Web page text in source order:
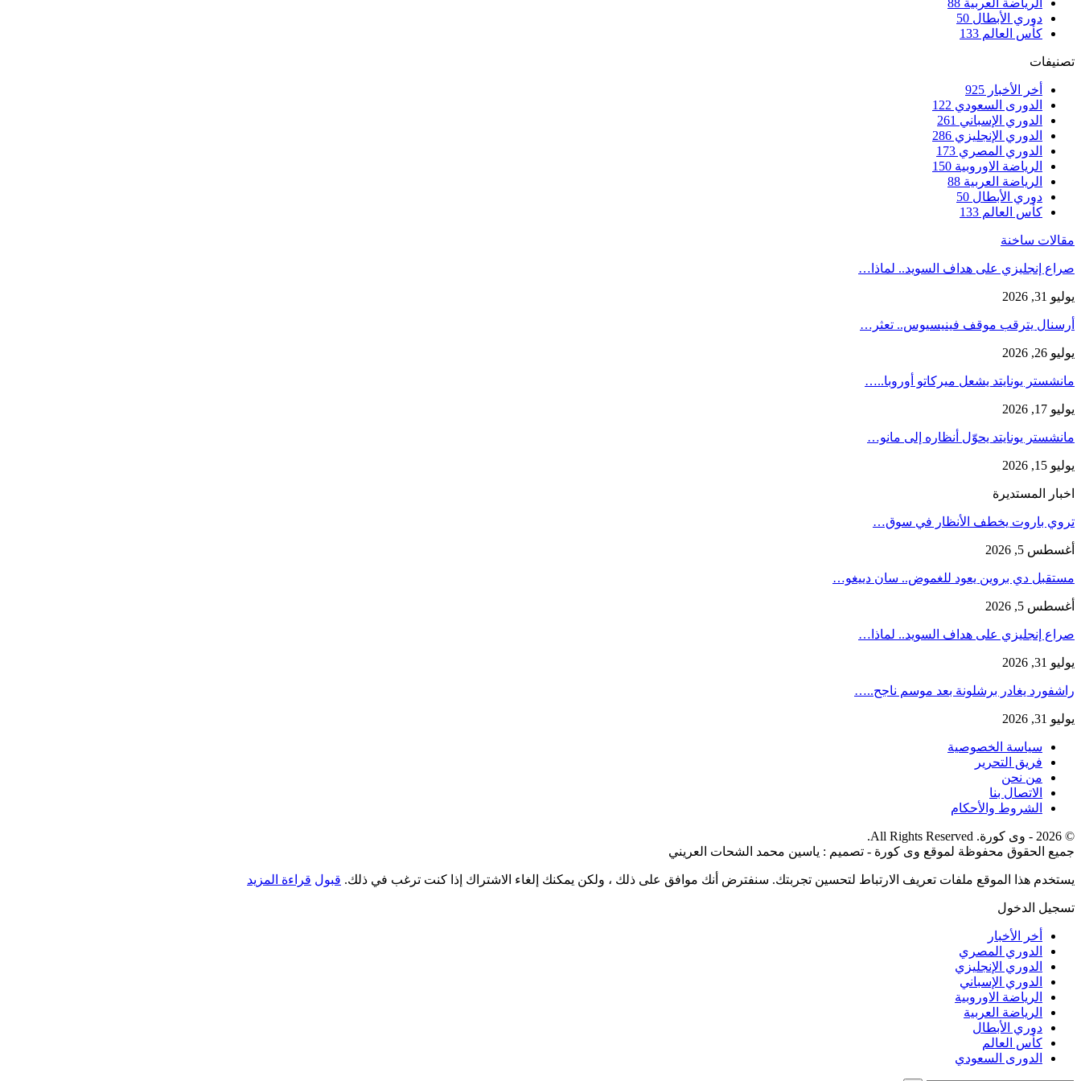
دوري الأبطال 50
كأس العالم 133
تصنيفات
أخر الأخبار 925
الدورى السعودي 122
الدوري الإسباني 261
الدوري الإنجليزي 286
الدوري المصري 173
الرياضة الاوروبية 150
الرياضة العربية 88
دوري الأبطال 50
كأس العالم 133
مقالات ساخنة
صراع إنجليزي على هداف السويد.. لماذا…
يوليو 31, 2026
أرسنال يترقب موقف فينيسيوس.. تعثر…
يوليو 26, 2026
مانشستر يونايتد يشعل ميركاتو أوروبا..…
يوليو 17, 2026
مانشستر يونايتد يحوّل أنظاره إلى مانو…
يوليو 15, 2026
اخبار المستديرة
تروي باروت يخطف الأنظار في سوق…
أغسطس 5, 2026
مستقبل دي بروين يعود للغموض.. سان دييغو…
أغسطس 5, 2026
صراع إنجليزي على هداف السويد.. لماذا…
يوليو 31, 2026
راشفورد يغادر برشلونة بعد موسم ناجح..…
يوليو 31, 2026
سياسة الخصوصية
فريق التحرير
من نحن
الاتصال بنا
الشروط والأحكام
© 2026 - وى كورة. All Rights Reserved.
جميع الحقوق محفوظة لموقع وى كورة - تصميم : ياسين محمد الشحات العريني
يستخدم هذا الموقع ملفات تعريف الارتباط لتحسين تجربتك. سنفترض أنك موافق على ذلك ، ولكن يمكنك إلغاء الاشتراك إذا كنت ترغب في ذلك. قبول قراءة المزيد
تسجيل الدخول
أخر الأخبار
الدوري المصري
الدوري الإنجليزي
الدوري الإسباني
الرياضة الاوروبية
الرياضة العربية
دوري الأبطال
كأس العالم
الدورى السعودي